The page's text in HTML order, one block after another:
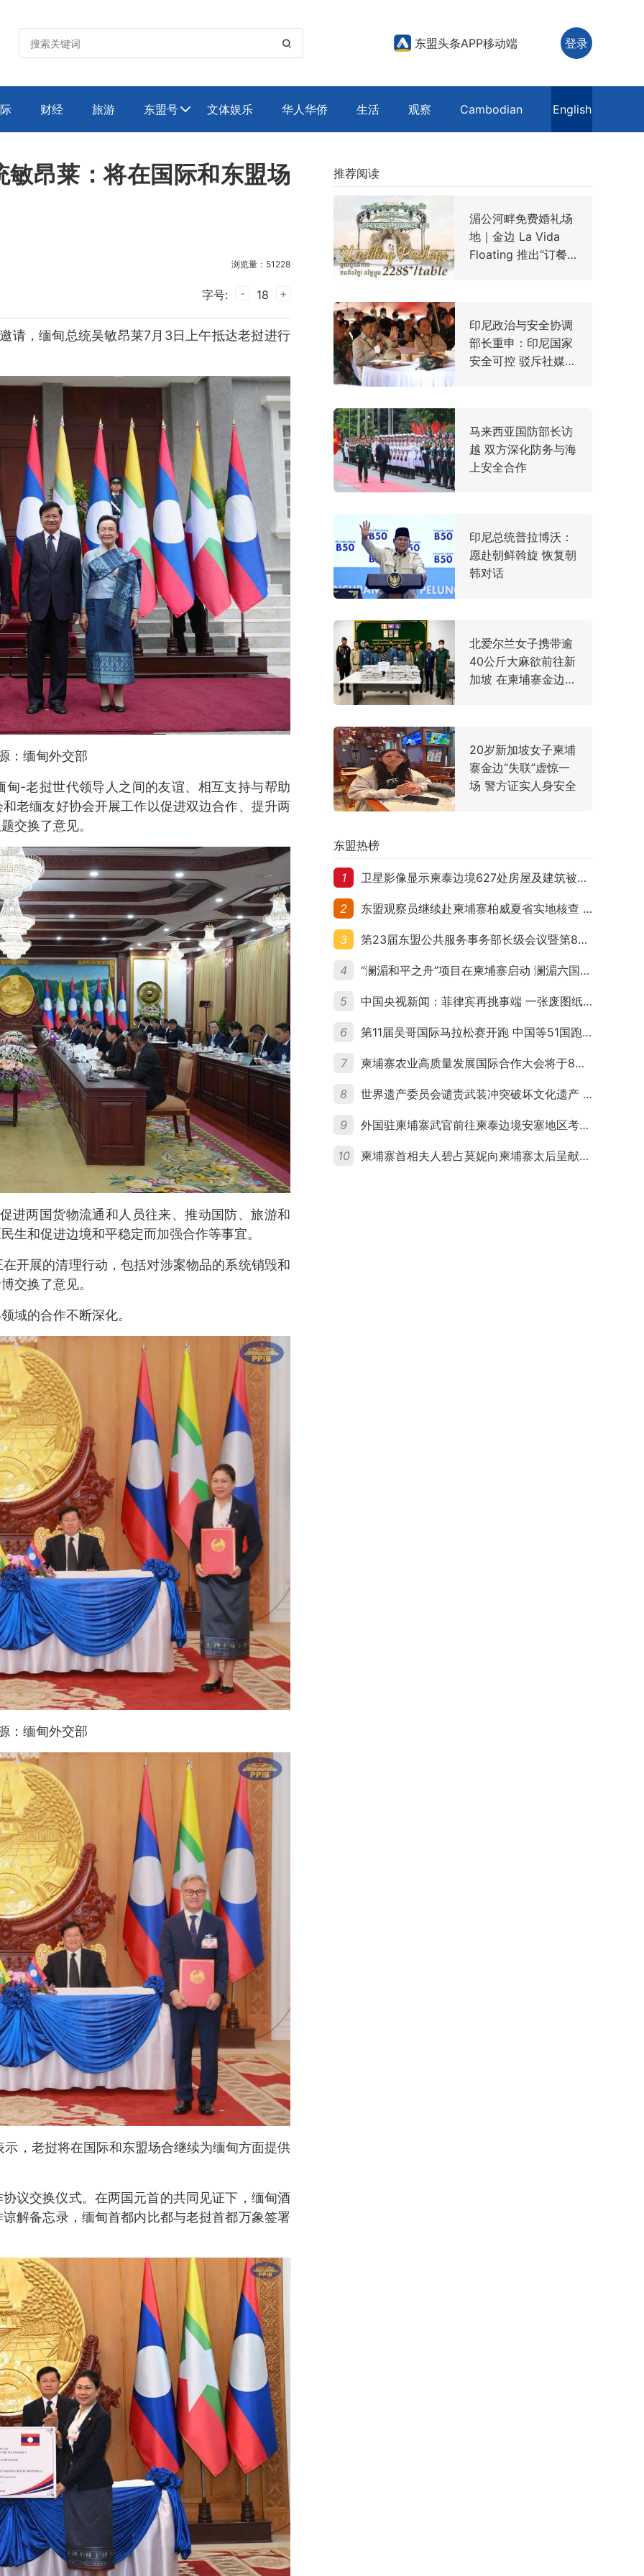
 东盟头条APP移动端 登录
财经 旅游 东盟号 文体娱乐 华人华侨 生活 观察 Cambodian English
昂莱：将在国际和东盟场
浏览量：51228
字号: - 18 +
请，缅甸总统吴敏昂莱7月3日上午抵达老挝进行
：缅甸外交部
-老挝世代领导人之间的友谊、相互支持与帮助
老缅友好协会开展工作以促进双边合作、提升两
交换了意见。
进两国货物流通和人员往来、推动国防、旅游和
生和促进边境和平稳定而加强合作等事宜。
开展的清理行动，包括对涉案物品的系统销毁和
交换了意见。
域的合作不断深化。
：缅甸外交部
，老挝将在国际和东盟场合继续为缅甸方面提供
议交换仪式。在两国元首的共同见证下，缅甸酒
解备忘录，缅甸首都内比都与老挝首都万象签署
推荐阅读
湄公河畔免费婚礼场
地｜金边 La Vida
Floating 推出“订餐
印尼政治与安全协调
部长重申：印尼国家
安全可控 驳斥社媒传
​马来西亚国防部长访
越 双方深化防务与海
上安全合作
印尼总统普拉博沃：
愿赴朝鲜斡旋 恢复朝
韩对话
北爱尔兰女子携带逾
40公斤大麻欲前往新
加坡 在柬埔寨金边机
20岁新加坡女子柬埔
寨金边“失联”虚惊一
场 警方证实人身安全
东盟热榜
1 卫星影像显示柬泰边境627处房屋及建筑被夷平 人权组织呼吁保护平民财产
2 东盟观察员继续赴柬埔寨柏威夏省实地核查 走访遭袭柬埔寨平民村庄
3 第23届东盟公共服务事务部长级会议暨第8届东盟与中日韩公共服务事务部长级会议在柬埔寨暹粒开幕
4 “澜湄和平之舟”项目在柬埔寨启动 澜湄六国青年共话和平与发展
5 中国央视新闻：菲律宾再挑事端 一张废图纸划不走中国黄岩岛
6 第11届吴哥国际马拉松赛开跑 中国等51国跑者齐聚暹粒
7 柬埔寨农业高质量发展国际合作大会将于8月20日举行
8 世界遗产委员会谴责武装冲突破坏文化遗产 柬埔寨呼吁依法追责并加强国际合作
9 外国驻柬埔寨武官前往柬泰边境安塞地区考察 柬方介绍“危险握手”事件及边境情况
10 柬埔寨首相夫人碧占莫妮向柬埔寨太后呈献世界女童军“卓越领袖奖”